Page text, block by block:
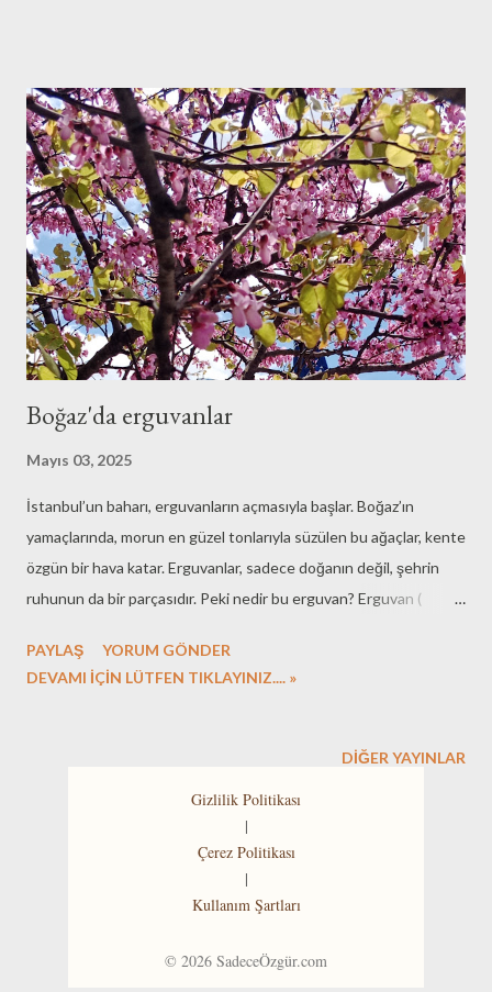
Boğaz'da erguvanlar
Mayıs 03, 2025
İstanbul’un baharı, erguvanların açmasıyla başlar. Boğaz’ın
yamaçlarında, morun en güzel tonlarıyla süzülen bu ağaçlar, kente
özgün bir hava katar. Erguvanlar, sadece doğanın değil, şehrin
ruhunun da bir parçasıdır. Peki nedir bu erguvan? Erguvan (
pembe çiçekler açan bir ağaçtır. Anadolu'da yüzyıllardır bilinen bu
ağaç, hem mitolojik hem de kültürel anlamda derin semboller
türlerden biridir. Erguvanın İstanbul’daki Yeri Erguvan, Bizans’tan
imparatorlukla özdeşleştirirken, Osmanlı’da "erguvan cemiyetleri"
adı verilen bahar eğlenceleri düzenlenirmiş. Osmanlı döneminde
saray mensupları, Boğaz kıyılarındaki yalılarından erguvanların
Nerelerde Görülür? ...
PAYLAŞ
YORUM GÖNDER
DEVAMI İÇİN LÜTFEN TIKLAYINIZ.... »
DIĞER YAYINLAR
Gizlilik Politikası
|
Çerez Politikası
|
Kullanım Şartları
© 2026 SadeceÖzgür.com